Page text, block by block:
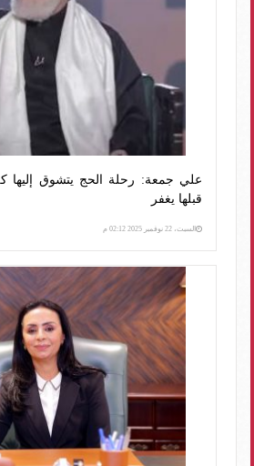
علي جمعة: رحلة الحج يتشوق
قبلها يغفر
السبت، 22 نوفمبر 2025 02:12 م